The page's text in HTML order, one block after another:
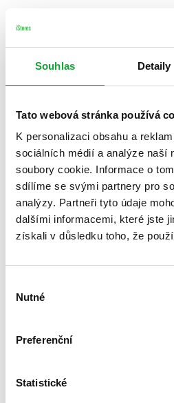
Souhlas Detaily
Tato webová stránka používá
K personalizaci obsahu a
sociálních médií a analýze naší
soubory cookie. Informace o
sdílíme se svými partnery pro
analýzy. Partneři tyto údaje
dalšími informacemi, které jste
získali v důsledku toho, že
souhlasu
Nutné
Preferenční
Statistické